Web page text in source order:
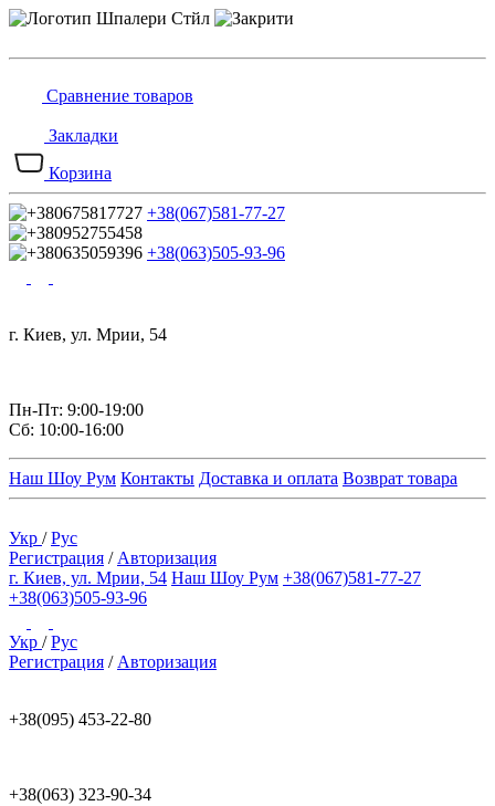
Сравнение товаров
Закладки
Корзина
+38(067)581-77-27
+38(063)505-93-96
г. Киев, ул. Мрии, 54
Пн-Пт: 9:00-19:00
Сб: 10:00-16:00
Наш Шоу Рум Контакты Доставка и оплата Возврат товара
Укр /Рус
Регистрация / Авторизация
г. Киев, ул. Мрии, 54 Наш Шоу Рум +38(067)581-77-27
+38(063)505-93-96
Укр /Рус
Регистрация / Авторизация
+38(095) 453-22-80
+38(063) 323-90-34